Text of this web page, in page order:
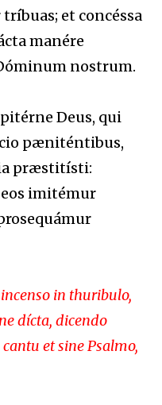
et concéssa
manére
nostrum.
Deus, qui
pæniténtibus,
præstitísti:
imitémur
in thuribulo,
dícta, dicendo
et sine Psalmo,